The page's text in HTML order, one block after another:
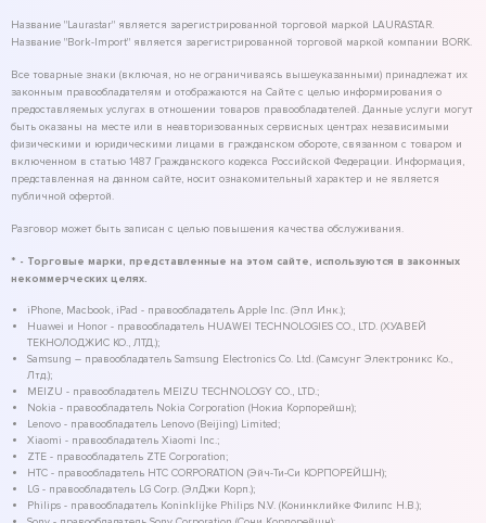
Название "Laurastar" является зарегистрированной торговой маркой LAURASTAR.
Название "Bork-Import" является зарегистрированной торговой маркой компании BORK.
Все товарные знаки (включая, но не ограничиваясь вышеуказанными) принадлежат их
законным правообладателям и отображаются на Сайте с целью информирования о
предоставляемых услугах в отношении товаров правообладателей. Данные услуги могут
быть оказаны на месте или в неавторизованных сервисных центрах независимыми
физическими и юридическими лицами в гражданском обороте, связанном с товаром и
включенном в статью 1487 Гражданского кодекса Российской Федерации. Информация,
представленная на данном сайте, носит ознакомительный характер и не является
публичной офертой.
Разговор может быть записан с целью повышения качества обслуживания.
* - Торговые марки, представленные на этом сайте, используются в законных
некоммерческих целях.
iPhone, Macbook, iPad - правообладатель Apple Inc. (Эпл Инк.);
Huawei и Honor - правообладатель HUAWEI TECHNOLOGIES CO., LTD. (ХУАВЕЙ
ТЕКНОЛОДЖИС КО., ЛТД.);
Samsung – правообладатель Samsung Electronics Co. Ltd. (Самсунг Электроникс Ко.,
Лтд.);
MEIZU - правообладатель MEIZU TECHNOLOGY CO., LTD.;
Nokia - правообладатель Nokia Corporation (Нокиа Корпорейшн);
Lenovo - правообладатель Lenovo (Beijing) Limited;
Xiaomi - правообладатель Xiaomi Inc.;
ZTE - правообладатель ZTE Corporation;
HTC - правообладатель HTC CORPORATION (Эйч-Ти-Си КОРПОРЕЙШН);
LG - правообладатель LG Corp. (ЭлДжи Корп.);
Philips - правообладатель Koninklijke Philips N.V. (Конинклийке Филипс Н.В.);